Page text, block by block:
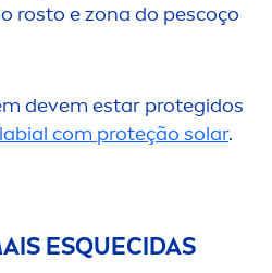
rosto e zona do pescoço
devem estar protegidos
com proteção solar.
ESQUECIDAS